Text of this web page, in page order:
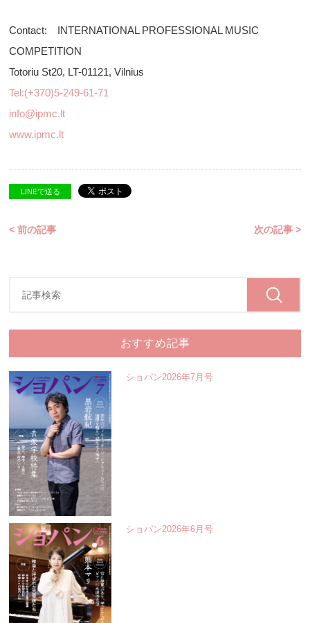
Contact: INTERNATIONAL PROFESSIONAL MUSIC
COMPETITION
Totoriu St20, LT-01121, Vilnius
Tel:(+370)5-249-61-71
info@ipmc.lt
www.ipmc.lt
LINEで送る
< 前の記事 次の記事 >
おすすめ記事
ショパン2026年7月号
ショパン2026年6月号